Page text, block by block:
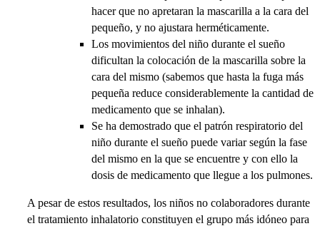
hacer que no apretaran la mascarilla a la cara del
pequeño, y no ajustara herméticamente.
Los movimientos del niño durante el sueño
dificultan la colocación de la mascarilla sobre la
cara del mismo (sabemos que hasta la fuga más
pequeña reduce considerablemente la cantidad de
medicamento que se inhalan).
Se ha demostrado que el patrón respiratorio del
niño durante el sueño puede variar según la fase
del mismo en la que se encuentre y con ello la
dosis de medicamento que llegue a los pulmones.
A pesar de estos resultados, los niños no colaboradores durante
el tratamiento inhalatorio constituyen el grupo más idóneo para